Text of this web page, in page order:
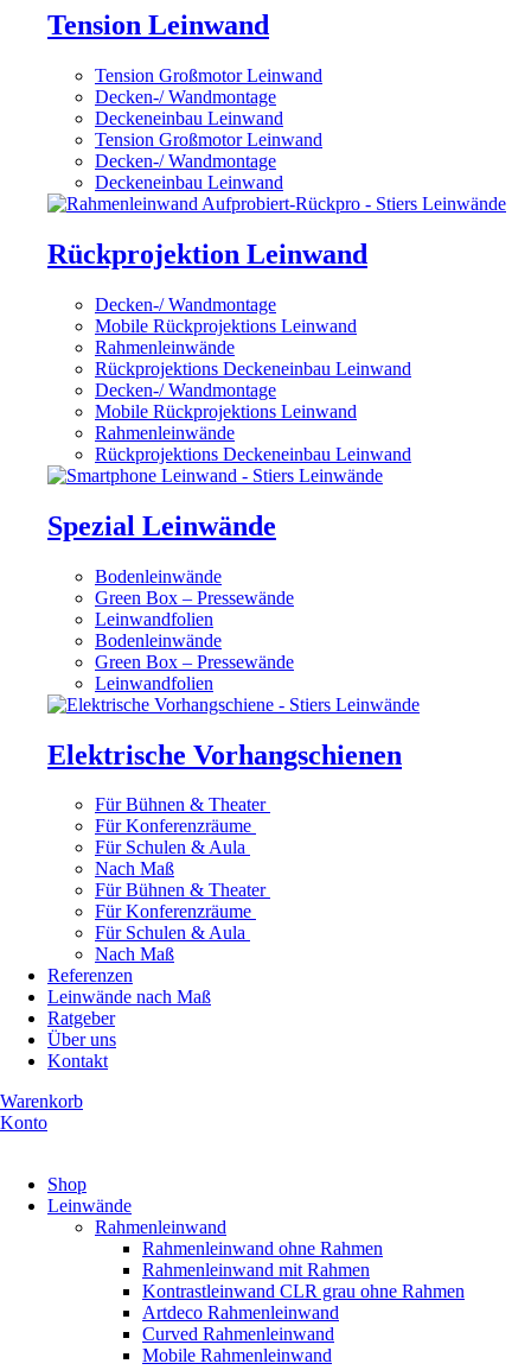
Tension Leinwand
Tension Großmotor Leinwand
Decken-/ Wandmontage
Deckeneinbau Leinwand
Tension Großmotor Leinwand
Decken-/ Wandmontage
Deckeneinbau Leinwand
Rückprojektion Leinwand
Decken-/ Wandmontage
Mobile Rückprojektions Leinwand
Rahmenleinwände
Rückprojektions Deckeneinbau Leinwand
Decken-/ Wandmontage
Mobile Rückprojektions Leinwand
Rahmenleinwände
Rückprojektions Deckeneinbau Leinwand
Spezial Leinwände
Bodenleinwände
Green Box – Pressewände
Leinwandfolien
Bodenleinwände
Green Box – Pressewände
Leinwandfolien
Elektrische Vorhangschienen
Für Bühnen & Theater
Für Konferenzräume
Für Schulen & Aula
Nach Maß
Für Bühnen & Theater
Für Konferenzräume
Für Schulen & Aula
Nach Maß
Referenzen
Leinwände nach Maß
Ratgeber
Über uns
Kontakt
Warenkorb
Konto
Shop
Leinwände
Rahmenleinwand
Rahmenleinwand ohne Rahmen
Rahmenleinwand mit Rahmen
Kontrastleinwand CLR grau ohne Rahmen
Artdeco Rahmenleinwand
Curved Rahmenleinwand
Mobile Rahmenleinwand